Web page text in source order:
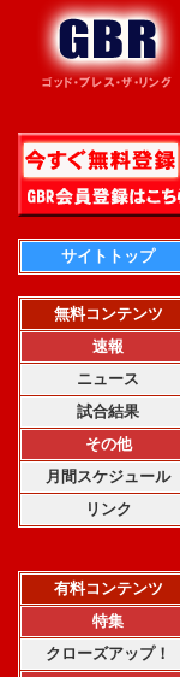
サイトトップ
無料コンテンツ
速報
ニュース
試合結果
その他
月間スケジュール
リンク
有料コンテンツ
特集
クローズアップ！